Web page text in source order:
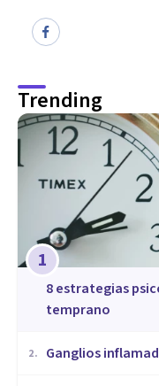
Trending
1
8 estrategias
temprano
2. Ganglios